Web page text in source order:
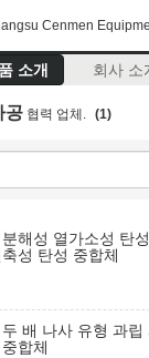
Cenmen
소개 회사 소
공 협력 업체. (1)
해성 열가소성 탄
성 탄성 중합체
배 나사 유형 과
합체